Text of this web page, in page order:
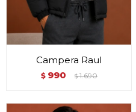
Campera Raul
$ 990 $ 1.690